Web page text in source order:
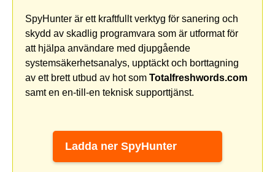
SpyHunter är ett kraftfullt verktyg för sanering och
skydd av skadlig programvara som är utformat för
att hjälpa användare med djupgående
systemsäkerhetsanalys, upptäckt och borttagning
av ett brett utbud av hot som Totalfreshwords.com
samt en en-till-en teknisk supporttjänst.
Ladda ner SpyHunter